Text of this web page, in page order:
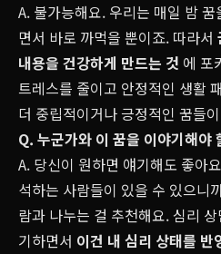
A. 불가능해요. 우리는 매일 밤
면서 바로 까먹을 뿐이죠. 따라서
내용을 건강하게 만드는 것 에 포
트레스를 줄이고 안정적인 생활
더 중립적이거나 긍정적인 꿈들
Q. 누군가와 이 꿈을 이야기해야
A. 당신이 원하면 얘기해도 좋아
석하는 사람들이 있을 수 있으니
람과 나누는 걸 추천해요. 심리
기하면서 이건 내 심리 상태를